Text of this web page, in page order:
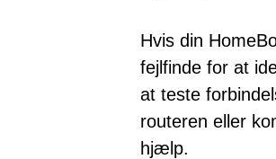
Hvis din
fejlfinde for at
at teste
routeren eller
hjælp.